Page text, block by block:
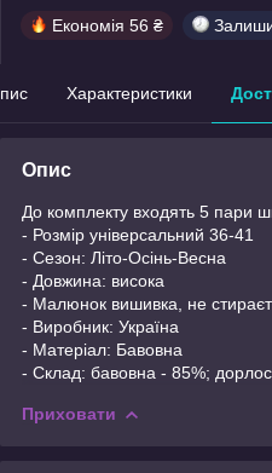
Економія 56 ₴
Характеристики
Опис
До комплекту входять 5 пари
- Розмір універсальний 36-41
- Сезон: Літо-Осінь-Весна
- Довжина: висока
- Малюнок вишивка, не
- Виробник: Україна
- Матеріал: Бавовна
- Склад: бавовна - 85%;
Приховати